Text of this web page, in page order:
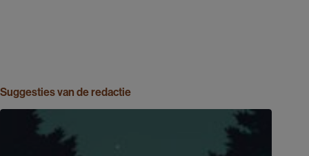
Suggesties van de redactie